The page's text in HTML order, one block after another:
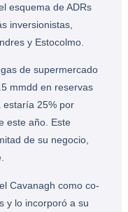
esquema de ADRs
inversionistas,
y Estocolmo.
de supermercado
mmdd en reservas
estaría 25% por
este año. Este
de su negocio,
Cavanagh como co-
y lo incorporó a su